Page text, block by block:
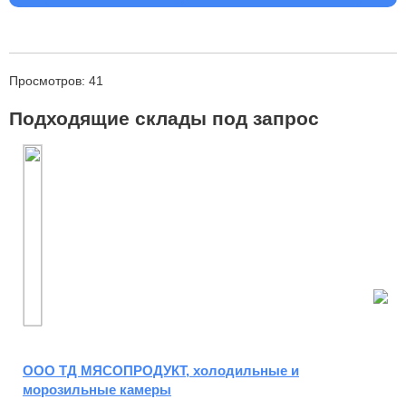
Просмотров: 41
Подходящие склады под запрос
ООО ТД МЯСОПРОДУКТ, холодильные и
морозильные камеры